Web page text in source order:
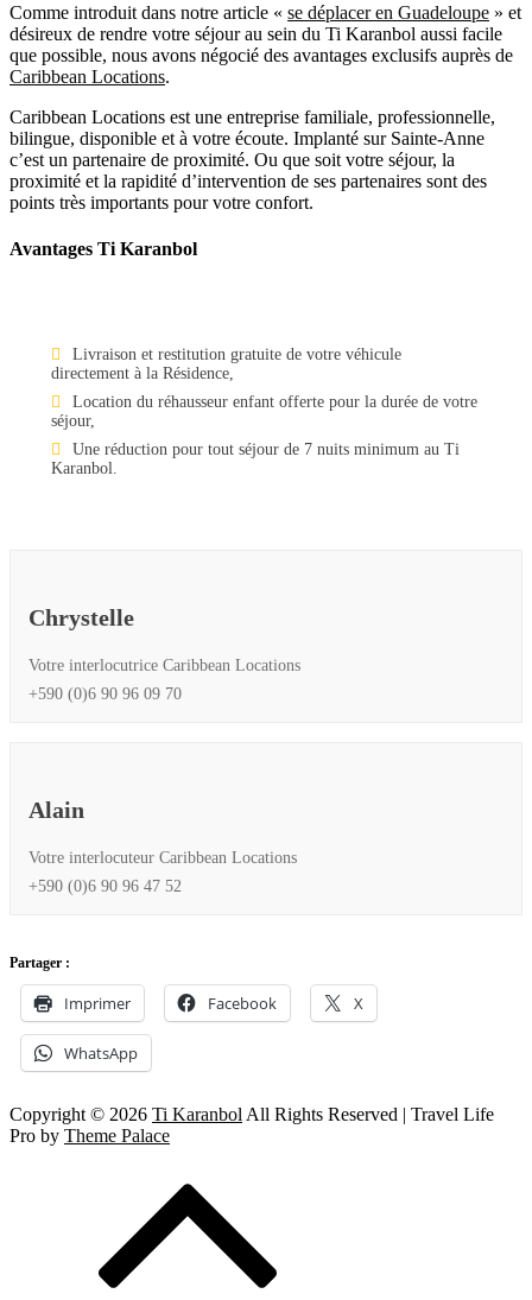
Comme introduit dans notre article « se déplacer en Guadeloupe » et
désireux de rendre votre séjour au sein du Ti Karanbol aussi facile
que possible, nous avons négocié des avantages exclusifs auprès de
Caribbean Locations.
Caribbean Locations est une entreprise familiale, professionnelle,
bilingue, disponible et à votre écoute. Implanté sur Sainte-Anne
c’est un partenaire de proximité. Ou que soit votre séjour, la
proximité et la rapidité d’intervention de ses partenaires sont des
points très importants pour votre confort.
Avantages Ti Karanbol
Livraison et restitution gratuite de votre véhicule
directement à la Résidence,
Location du réhausseur enfant offerte pour la durée de votre
séjour,
Une réduction pour tout séjour de 7 nuits minimum au Ti
Karanbol.
Chrystelle
Votre interlocutrice Caribbean Locations
+590 (0)6 90 96 09 70
Alain
Votre interlocuteur Caribbean Locations
+590 (0)6 90 96 47 52
Partager :
Imprimer Facebook X
WhatsApp
Copyright © 2026 Ti Karanbol All Rights Reserved | Travel Life
Pro by Theme Palace